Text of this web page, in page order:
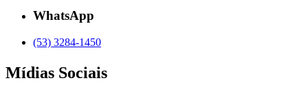
WhatsApp
(53) 3284-1450
Mídias Sociais